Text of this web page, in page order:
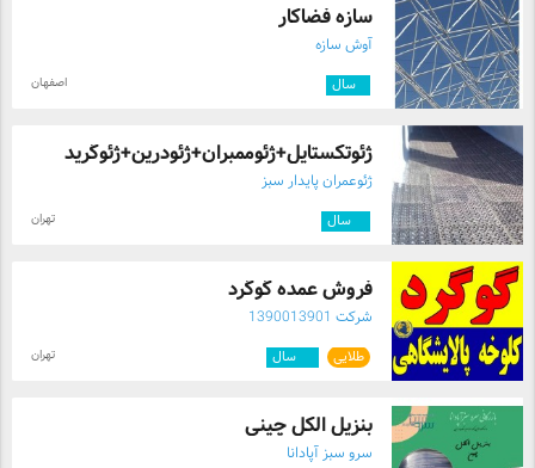
سازه فضاکار
آوش سازه
سال اصفهان
ژئوتکستایل+ژئوممبران+ژئودرین+ژئوگرید
ژئوعمران پایدار سبز
سال تهران
فروش عمده گوگرد
شرکت 1390013901
طلایی سال تهران
بنزیل الکل چینی
سرو سبز آپادانا